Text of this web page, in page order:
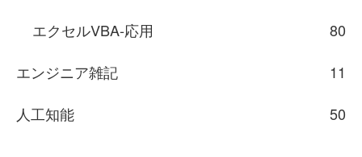
エクセルVBA-応用
80
エンジニア雑記
11
人工知能
50